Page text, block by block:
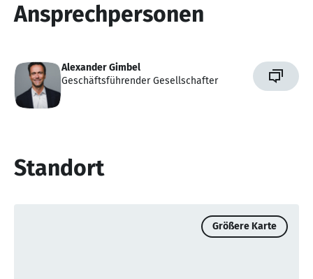
Ansprechpersonen
Alexander Gimbel
Geschäftsführender Gesellschafter
Standort
Größere Karte